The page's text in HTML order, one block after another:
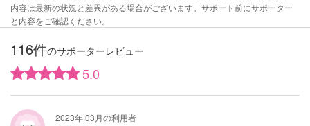
内容は最新の状況と差異がある場合がございます。サポート前にサポーター
と内容をご確認ください。
116件のサポーターレビュー
5.0
2023年 03月の利用者